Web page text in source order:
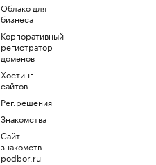
Облако для
бизнеса
Корпоративный
регистратор
доменов
Хостинг
сайтов
Рег.решения
Знакомства
Сайт
знакомств
podbor.ru